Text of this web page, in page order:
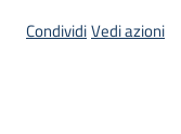
CondividiVedi azioni